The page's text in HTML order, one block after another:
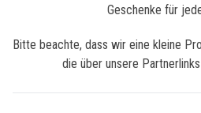
Geschenke für
Bitte beachte, dass wir eine kleine
die über unsere